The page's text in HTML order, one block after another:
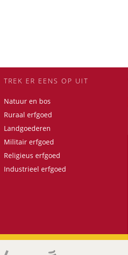
TREK ER EENS OP UIT
Natuur en bos
Ruraal erfgoed
Landgoederen
Militair erfgoed
Religieus erfgoed
Industrieel erfgoed